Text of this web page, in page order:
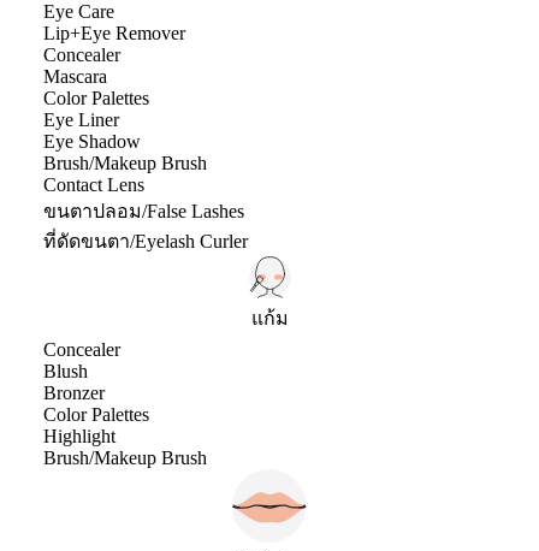
Eye Care
Lip+Eye Remover
Concealer
Mascara
Color Palettes
Eye Liner
Eye Shadow
Brush/Makeup Brush
Contact Lens
ขนตาปลอม/False Lashes
ที่ดัดขนตา/Eyelash Curler
แก้ม
Concealer
Blush
Bronzer
Color Palettes
Highlight
Brush/Makeup Brush